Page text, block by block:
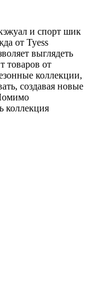
и спорт шик
от Tyess
выглядеть
товаров от
коллекции,
создавая новые
коллекция